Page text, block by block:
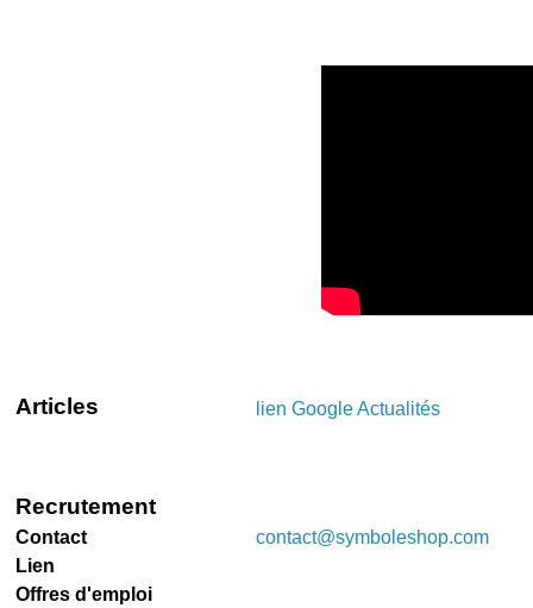
Articles lien Google Actualités
Recrutement
Contact
contact@symboleshop.com
Lien
Offres d'emploi